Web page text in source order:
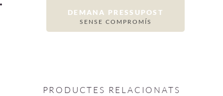
DEMANA PRESSUPOST
SENSE COMPROMÍS
PRODUCTES RELACIONATS